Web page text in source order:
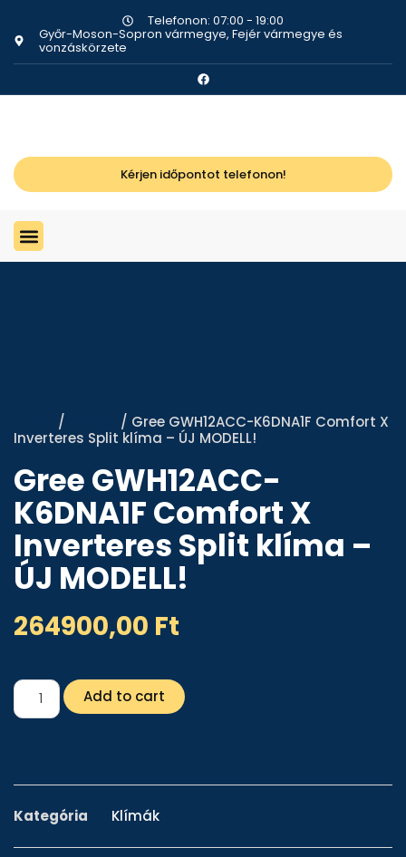
Telefonon: 07:00 - 19:00
Győr-Moson-Sopron vármegye, Fejér vármegye és
vonzáskörzete
Kérjen időpontot telefonon!
/
/ Gree GWH12ACC-K6DNA1F Comfort X
Inverteres Split klíma – ÚJ MODELL!
Gree GWH12ACC-
K6DNA1F Comfort X
Inverteres Split klíma –
ÚJ MODELL!
264900,00 Ft
Add to cart
Kategória Klímák